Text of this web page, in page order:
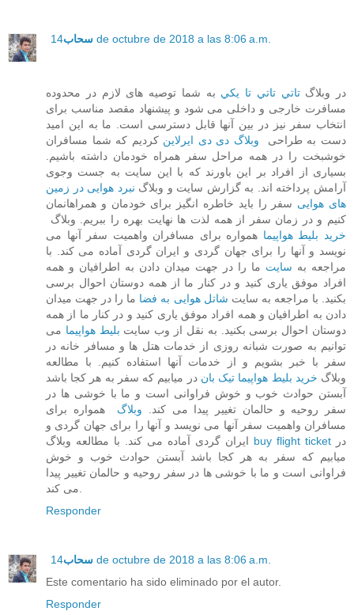
سحاب 14 de octubre de 2018 a las 8:06 a.m.
در وبلاگتاتي تاتي تا يكي به شما توصیه های لازم در محدوده
مسافرت خارجی و داخلی می شود و پیشنهاد مقصد مناسب برای
انتخاب سفر نیز در بین آنها قابل دسترسی است. ما به این امید
دست به طراحی وبلاگ دی دی ایرلاین کردیم که شما مسافران
خوشبخت را در همه مراحل سفر همراه خودمان داشته باشیم.
بسیاری از افراد بر این باورند که با این سایت به جست وجوی
آرامش پرداخته اند. به گزارش سایت و وبلاگ نبرد هوایی در زمین
های هوایی سفر را باید خاطره انگیز برای خودمان و همراهانمان
کنیم و در زمان سفر از همه لذت ها نهایت بهره را ببریم. وبلاگ
خرید بلیط هواپیما همواره برای مسافران واهمیت سفر آنها می
نویسد و آنها را برای جهان گردی و ایران گردی آماده می کند. با
مراجعه به سایت ما را در جهت میدان دادن به اطرافیان و همه
افراد موفق یاری کنید و در کنار ما از همه دوستان احوال برسی
بکنید. با مراجعه به سایت شاتل هوایی به فضا ما را در جهت میدان
دادن به اطرافیان و همه افراد موفق یاری کنید و در کنار ما از همه
دوستان احوال برسی بکنید. به نقل از وب سایت بلیط هواپیما می
توانیم به صورت شبانه روزی از خدمات هتل ها و مسافر خانه در
سفر با خبر بشویم و از خدمات آنها استفاده کنیم. با مطالعه
وبلاگ خرید بلیط هواپیما تیک بان در میابیم که سفر به هر کجا باشد
آبستن حوادث خوب و خوش فراوانی است و ما با خوشی ها در
سفر روحیه و حالمان تغییر پیدا می کند. وبلاگ
همواره برای
مسافران واهمیت سفر آنها می نویسد و آنها را برای جهان گردی و
buy flight ticket
در
میابیم که سفر به هر کجا باشد آبستن حوادث خوب و خوش
فراوانی است و ما با خوشی ها در سفر روحیه و حالمان تغییر پیدا
Responder
سحاب 14 de octubre de 2018 a las 8:06 a.m.
Este comentario ha sido eliminado por el autor.
Responder